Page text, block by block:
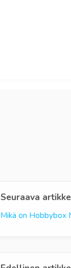
Seuraava
Mikä on Hobbybox